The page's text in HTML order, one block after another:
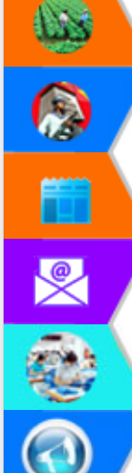
Ứng dụng sinh trắc học -
trong hành trình chuyển
Đắk Lắk nâng cao hiệu
Đảng từ Sổ tay đảng viên
Đắk Lắk đẩy mạnh nuôi
nghệ, hướng tới phát
bền vững
Tập huấn nâng cao năng
chuyển đổi số cho cán
cấp xã
Đắk Lắk phát động hưởng
Quyền của người tiêu
2026
Đẩy mạnh cải cách hành
tâm đạt được mục tiêu
hai con số trong năm 2026
Tổ chức trang trọng Lễ
Lương Văn Chánh năm
Phó Bí thư Tỉnh ủy Đắk
Huy giữ chức Bí thư Đảng
Nhân dân tỉnh
Bệnh án điện tử thúc đẩy
số y tế tại Đắk Lắk